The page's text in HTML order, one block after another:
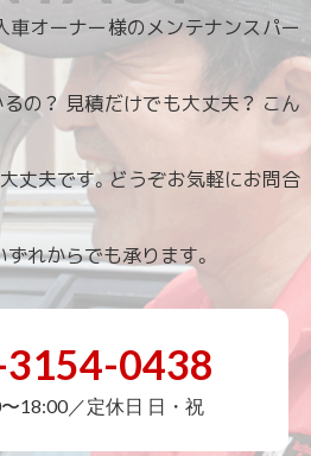
車オーナー様のメンテナンスパー
の？ 見積だけでも大丈夫？ こん
丈夫です。どうぞお気軽にお問合
れからでも承ります。
0438
18:00／定休日 日・祝